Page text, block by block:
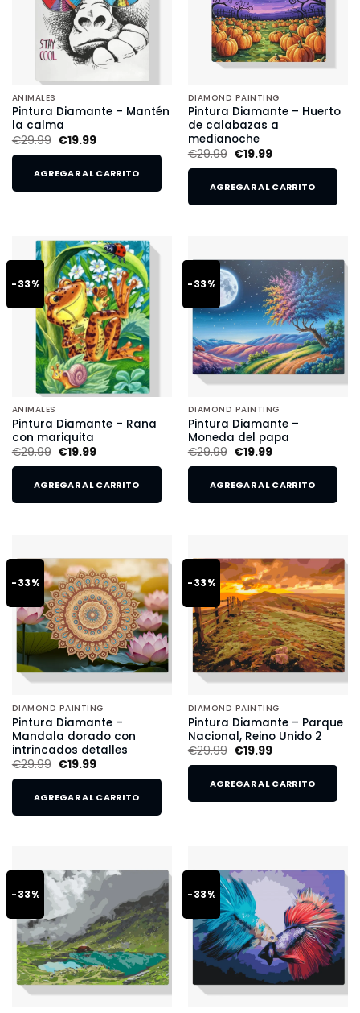
ANIMALES
Pintura Diamante – Mantén
la calma
€29.99 €19.99
AGREGAR AL CARRITO
DIAMOND PAINTING
Pintura Diamante – Huerto
de calabazas a
medianoche
€29.99 €19.99
AGREGAR AL CARRITO
-33%
ANIMALES
Pintura Diamante – Rana
con mariquita
€29.99 €19.99
AGREGAR AL CARRITO
-33%
DIAMOND PAINTING
Pintura Diamante –
Moneda del papa
€29.99 €19.99
AGREGAR AL CARRITO
-33%
DIAMOND PAINTING
Pintura Diamante –
Mandala dorado con
intrincados detalles
€29.99 €19.99
AGREGAR AL CARRITO
-33%
DIAMOND PAINTING
Pintura Diamante – Parque
Nacional, Reino Unido 2
€29.99 €19.99
AGREGAR AL CARRITO
-33% -33%